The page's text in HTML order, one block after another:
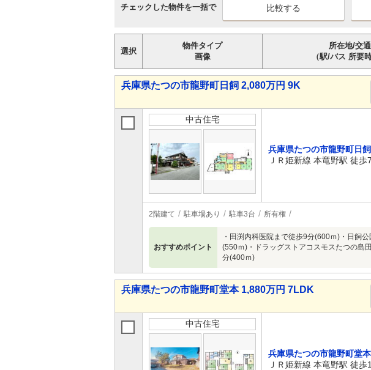
チェックした物件を一括で
選択
物件タイプ
画像
所在地/交通
（駅/バス 所要時
兵庫県たつの市龍野町日飼 2,080万円 9K
中古住宅
兵庫県たつの市龍野町日飼
ＪＲ姫新線 本竜野駅 徒歩
2階建て 駐車場あり 駐車3台 所有権
おすすめポイント
・田渕内科医院まで徒歩9分(600ｍ)・日飼
(550ｍ)・ドラッグストアコスモスたつの島
分(400ｍ)
兵庫県たつの市龍野町堂本 1,880万円 7LDK
中古住宅
兵庫県たつの市龍野町堂本
ＪＲ姫新線 本竜野駅 徒歩